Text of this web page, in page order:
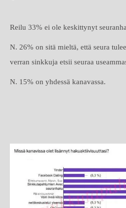
Reilu 33% ei ole keskittynyt
N. 26% on sitä mieltä, että seura
verran sinkkuja etsii seuraa
N. 15% on yhdessä kanavassa.